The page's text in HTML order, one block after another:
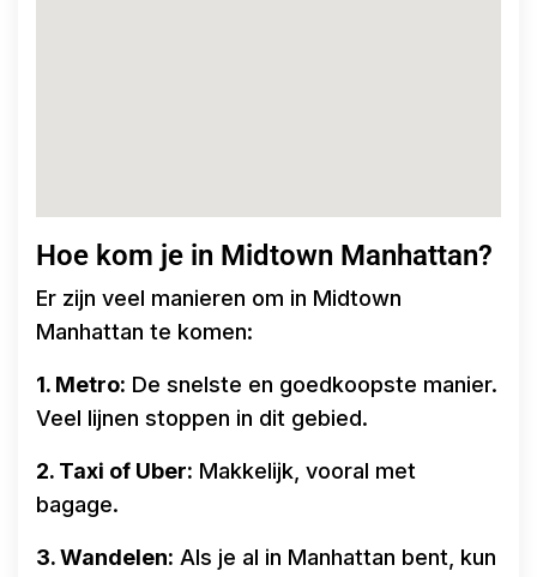
Hoe kom je in Midtown Manhattan?
Er zijn veel manieren om in Midtown
Manhattan te komen:
1. Metro: De snelste en goedkoopste manier.
Veel lijnen stoppen in dit gebied.
2. Taxi of Uber: Makkelijk, vooral met
bagage.
3. Wandelen: Als je al in Manhattan bent, kun